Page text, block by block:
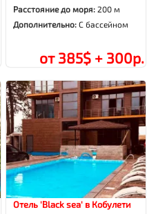
Расстояние до моря:200 м
Дополнительно:С бассейном
от 385$ + 300р.
Отель 'Black sea' в Кобулети